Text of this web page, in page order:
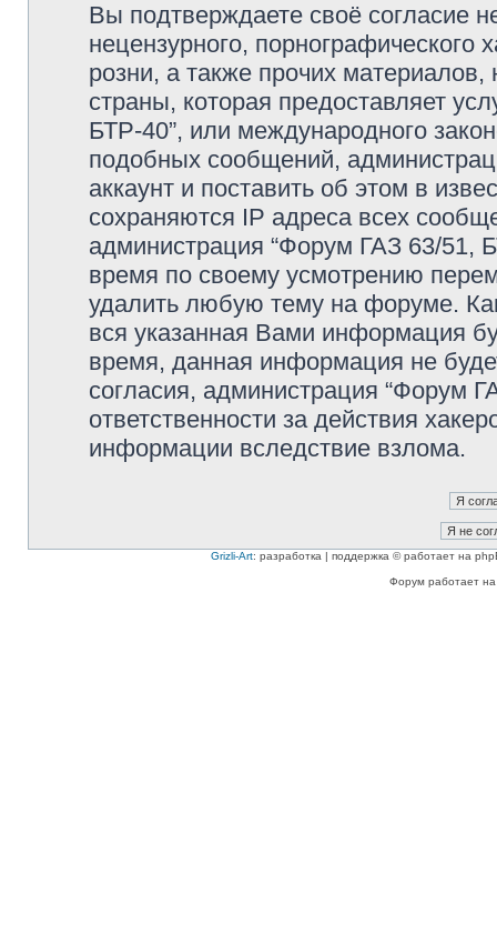
Вы подтверждаете своё согласие
нецензурного, порнографического
розни, а также прочих
страны, которая предоставляет
БТР-40”, или международного
подобных сообщений,
аккаунт и поставить об этом в
сохраняются IP адреса всех
администрация “Форум ГАЗ 63/51,
время по своему усмотрению
удалить любую тему на форуме.
вся указанная Вами информация
время, данная информация не
согласия, администрация “Форум
ответственности за действия
информации вследствие взлома.
Grizli-Art: разработка | поддержка © работает на
Форум работает